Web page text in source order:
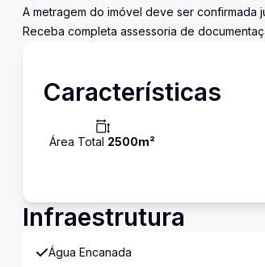
A metragem do imóvel deve ser confirmada
Receba completa assessoria de
Características
Área Total 2500m²
Infraestrutura
Água Encanada